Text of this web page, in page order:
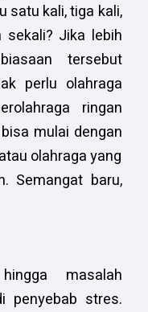
satu kali, tiga kali,
sekali? Jika lebih
tersebut
perlu olahraga
ringan
mulai dengan
olahraga yang
Semangat baru,
masalah
penyebab stres.